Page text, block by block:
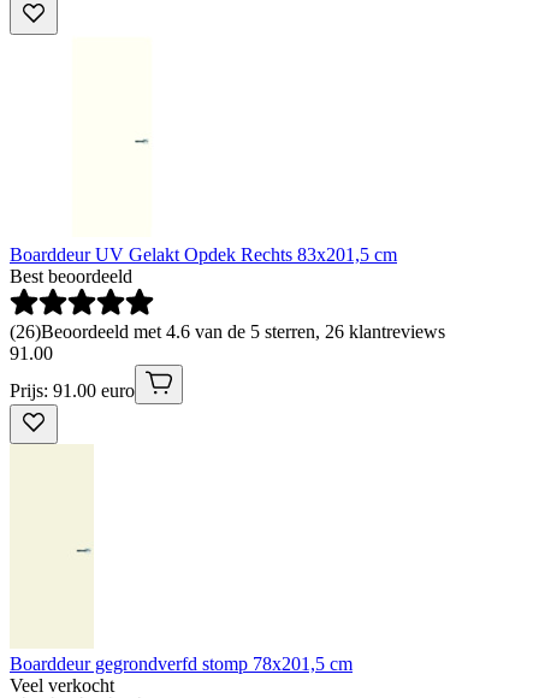
Boarddeur UV Gelakt Opdek Rechts 83x201,5 cm
Best beoordeeld
(26)Beoordeeld met 4.6 van de 5 sterren, 26 klantreviews
91 .00
Prijs: 91.00 euro
Boarddeur gegrondverfd stomp 78x201,5 cm
Veel verkocht